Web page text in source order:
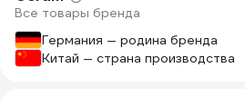
Все товары бренда
Германия — родина бренда
Китай — страна производства